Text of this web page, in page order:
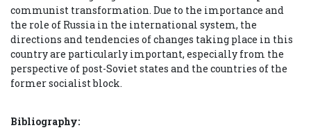
communist transformation. Due to the importance and
the role of Russia in the international system, the
directions and tendencies of changes taking place in this
country are particularly important, especially from the
perspective of post-Soviet states and the countries of the
former socialist block.
Bibliography: